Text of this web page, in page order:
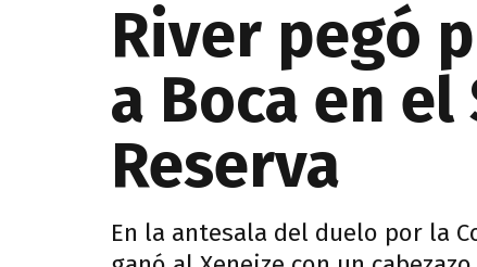
River pegó
a Boca en
Reserva
En la antesala del duelo por la